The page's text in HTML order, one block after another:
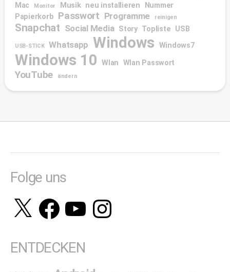
Mac Monitor Musik neu installieren
Nummer
Papierkorb Passwort Programme reinigen
Snapchat Social Media Story Topliste USB
USB-STICK Whatsapp Windows Windows7
Windows 10 Wlan Wlan Passwort
YouTube ändern
Folge uns
X FacebookYouTubeInstagram
ENTDECKEN